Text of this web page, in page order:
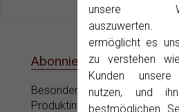
unsere
ermöglicht es
zu verstehen
Kunden unsere
nutzen, und
bestmöglichen
Abonnieren Sie unsere
Besondere Angebote, Aktionen
Produktinformationen nur für